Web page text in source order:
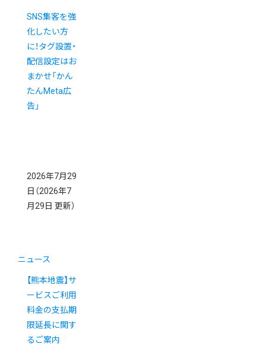
SNS集客を強
化したい方
に！タグ設置・
配信設定はお
まかせ「かん
たんMeta広
告」
2026年7月29
日 （2026年7
月29日 更新）
ニュース
【熊本地震】サ
ービスご利用
料金の支払期
限延長に関す
るご案内